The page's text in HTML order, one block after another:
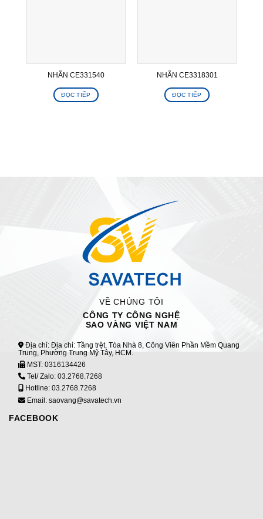
NHÃN CE331540
ĐỌC TIẾP
NHÃN CE3318301
ĐỌC TIẾP
VỀ CHÚNG TÔI
CÔNG TY CÔNG NGHỆ
SAO VÀNG VIỆT NAM
Địa chỉ: Địa chỉ: Tầng trệt, Tòa Nhà 8, Công Viên Phần Mềm Quang
Trung, Phường Trung Mỹ Tây, HCM.
MST: 0316134426
Tel/ Zalo: 03.2768.7268
Hotline: 03.2768.7268
Email: saovang@savatech.vn
FACEBOOK